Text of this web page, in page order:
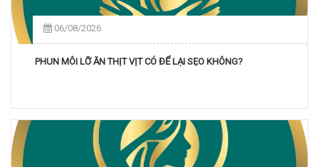
06/08/2026
PHUN MÔI LỠ ĂN THỊT VỊT CÓ ĐỂ LẠI SẸO KHÔNG?